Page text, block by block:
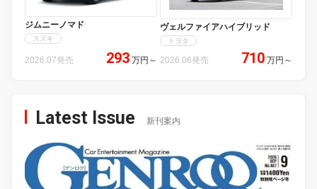
ジムニーノマド
スズキ
2026.07発売 293 万円 ～
ヴェルファイアハイブリッド
トヨタ
2026.06発売 710 万円 ～
Latest Issue 新刊案内